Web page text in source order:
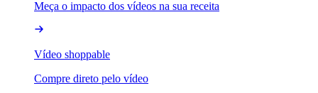
Meça o impacto dos vídeos na sua receita
Vídeo shoppable
Compre direto pelo vídeo